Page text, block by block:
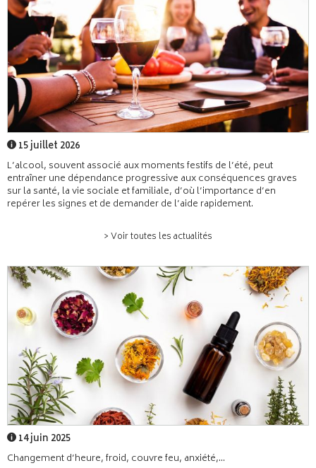
15 juillet 2026
L’alcool, souvent associé aux moments festifs de l’été, peut
entraîner une dépendance progressive aux conséquences graves
sur la santé, la vie sociale et familiale, d’où l’importance d’en
repérer les signes et de demander de l’aide rapidement.
> Voir toutes les actualités
14 juin 2025
Changement d’heure, froid, couvre feu, anxiété,...